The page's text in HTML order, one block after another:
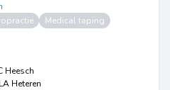
Medical taping
Heesch
Heteren